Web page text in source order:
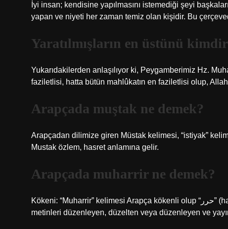
İyi insan; kendisine yapılmasını istemediği şeyi
yapan ve niyeti her zaman temiz olan kişidir. Bu
Yaratılmışların en üstünü
Yukarıdakilerden anlaşılıyor ki, Peygamberimiz Hz.
faziletlisi, hatta bütün mahlûkatın en faziletlisi olup,
Arapçada muştak ne demek?
Arapçadan dilimize giren Müstak kelimesi, “istiyak”
Mustak özlem, hasret anlamına gelir.
Arapçada muharrir ne demek?
Kökeni: “Muharrir” kelimesi Arapça kökenli olup “حرر” (harrara) kökünden türemiştir. Anlamı: “Yazar” kelimesi, yazılı
metinleri düzenleyen, düzelten veya düzenleyen ve